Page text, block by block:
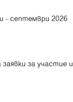
- септември 2026
за участие и